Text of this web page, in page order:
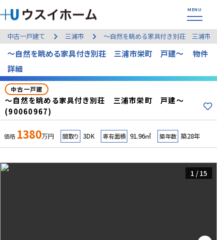
中古一戸建て 三浦市 ～自然を眺める家具付き別荘 三浦
～自然を眺める家具付き別荘 三浦市栄町 戸建～ 物件
詳細
中古一戸建
～自然を眺める家具付き別荘 三浦市栄町 戸建～
(90060967)
価格 1380万円 間取り 3DK 専有面積 91.96㎡ 築年数 築28年
1 / 15